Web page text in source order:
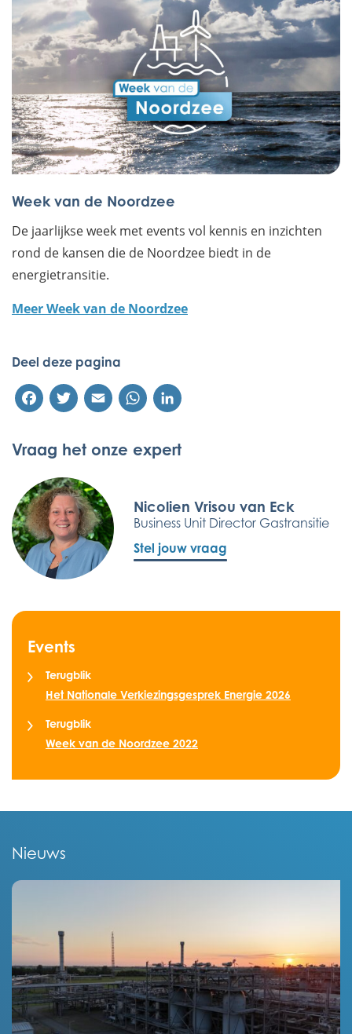
Week van de Noordzee
De jaarlijkse week met events vol kennis en inzichten
rond de kansen die de Noordzee biedt in de
energietransitie.
Meer Week van de Noordzee
Deel deze pagina
FacebookTwitterEmail WhatsApp
Vraag het onze expert
Nicolien Vrisou van Eck
Business Unit Director Gastransitie
Stel jouw vraag
Events
Terugblik
Het Nationale Verkiezingsgesprek Energie 2026
Terugblik
Week van de Noordzee 2022
Nieuws